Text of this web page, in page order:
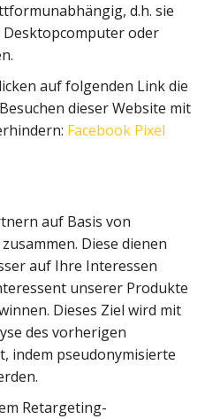
d.h. sie
oder
auf folgenden Link die
dieser Website mit
Facebook Pixel
auf Basis von
Diese dienen
auf Ihre Interessen
unserer Produkte
Dieses Ziel wird mit
des vorherigen
indem pseudonymisierte
Retargeting-